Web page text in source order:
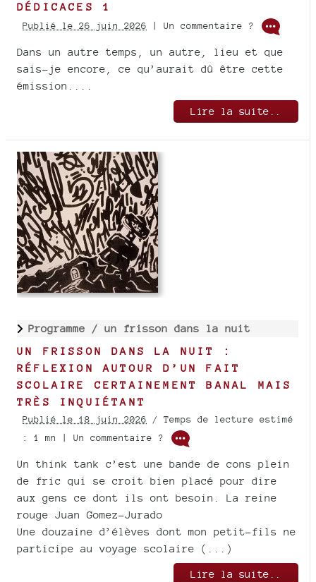
DÉDICACES 1
Publié le 26 juin 2026 | Un commentaire ?
Dans un autre temps, un autre, lieu et que
sais-je encore, ce qu’aurait dû être cette
émission....
Lire la suite..
Programme / un frisson dans la nuit
UN FRISSON DANS LA NUIT :
RÉFLEXION AUTOUR D’UN FAIT
SCOLAIRE CERTAINEMENT BANAL MAIS
TRÈS INQUIÉTANT
Publié le 18 juin 2026 / Temps de lecture estimé
: 1 mn | Un commentaire ?
Un think tank c’est une bande de cons plein
de fric qui se croit bien placé pour dire
aux gens ce dont ils ont besoin. La reine
rouge Juan Gomez-Jurado
Une douzaine d’élèves dont mon petit-fils ne
participe au voyage scolaire (...)
Lire la suite..